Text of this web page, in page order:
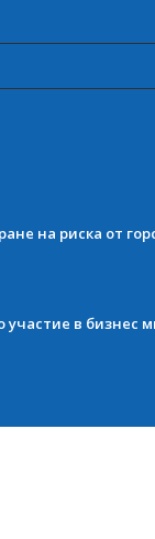
на риска от
в бизнес